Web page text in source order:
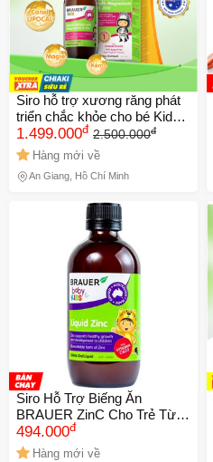
Siro hỗ trợ xương răng phát
triển chắc khỏe cho bé Kids
Liquid Calcium with
Magnesium And Zinc (200ml)
1.499.000đ 2.500.000đ
Hàng mới về
An Giang, Hồ Chí Minh
Siro Hỗ Trợ Biếng Ăn
BRAUER ZinC Cho Trẻ Từ 1
Tuổi - Kẽm, Vitamin D3, C,
200ml
494.000đ
Hàng mới về